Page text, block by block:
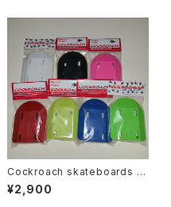
Cockroach skateboards R
oach Pods ライザー パッド
¥2,900